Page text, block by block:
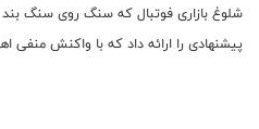
شلوغ بازاری فوتبال که سنگ روی سنگ
پیشنهادی را ارائه داد که با واکنش منفی